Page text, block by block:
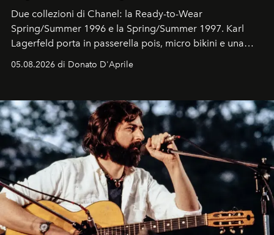
Due collezioni di Chanel: la Ready-to-Wear
Spring/Summer 1996 e la Spring/Summer 1997. Karl
Lagerfeld porta in passerella pois, micro bikini e una
logomania pensata per la spiaggia
Kate, Claudia e Carla una dietro l'altra. Trent'anni dopo,
uno dei documenti più contemporanei che abbiamo.
05.08.2026 di Donato D'Aprile